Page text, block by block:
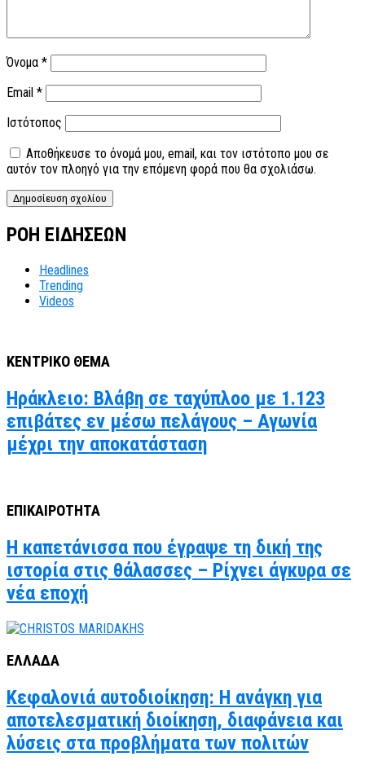
Όνομα *
Email *
Ιστότοπος
Αποθήκευσε το όνομά μου, email, και τον ιστότοπο μου σε
αυτόν τον πλοηγό για την επόμενη φορά που θα σχολιάσω.
ΡΟΗ ΕΙΔΗΣΕΩΝ
Headlines
Trending
Videos
ΚΕΝΤΡΙΚΟ ΘΕΜΑ
Ηράκλειο: Βλάβη σε ταχύπλοο με 1.123
επιβάτες εν μέσω πελάγους – Αγωνία
μέχρι την αποκατάσταση
ΕΠΙΚΑΙΡΟΤΗΤΑ
Η καπετάνισσα που έγραψε τη δική της
ιστορία στις θάλασσες – Ρίχνει άγκυρα σε
νέα εποχή
ΕΛΛΑΔΑ
Κεφαλονιά αυτοδιοίκηση: Η ανάγκη για
αποτελεσματική διοίκηση, διαφάνεια και
λύσεις στα προβλήματα των πολιτών